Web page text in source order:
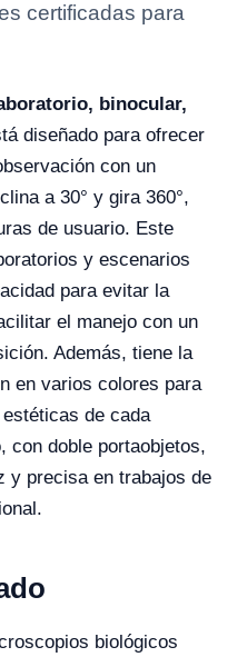
certificadas para
binocular,
diseñado para ofrecer
con un
a 30° y gira 360°,
de usuario. Este
y escenarios
para evitar la
el manejo con un
Además, tiene la
en varios colores para
de cada
con doble portaobjetos,
y precisa en trabajos de
biológicos